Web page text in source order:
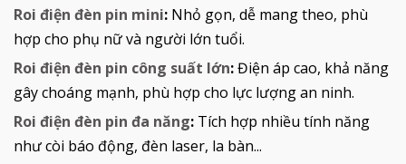
Roi điện đèn pin mini: Nhỏ gọn, dễ mang theo, phù
hợp cho phụ nữ và người lớn tuổi.
Roi điện đèn pin công suất lớn:Điện áp cao, khả năng
gây choáng mạnh, phù hợp cho lực lượng an ninh.
Roi điện đèn pin đa năng: Tích hợp nhiều tính năng
như còi báo động, đèn laser, la bàn...